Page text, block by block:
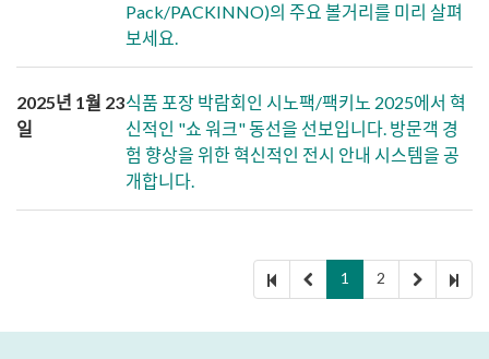
Pack/PACKINNO)의 주요 볼거리를 미리 살펴
보세요.
2025년 1월 23
일
식품 포장 박람회인 시노팩/팩키노 2025에서 혁
신적인 "쇼 워크" 동선을 선보입니다. 방문객 경
험 향상을 위한 혁신적인 전시 안내 시스템을 공
개합니다.
1 2